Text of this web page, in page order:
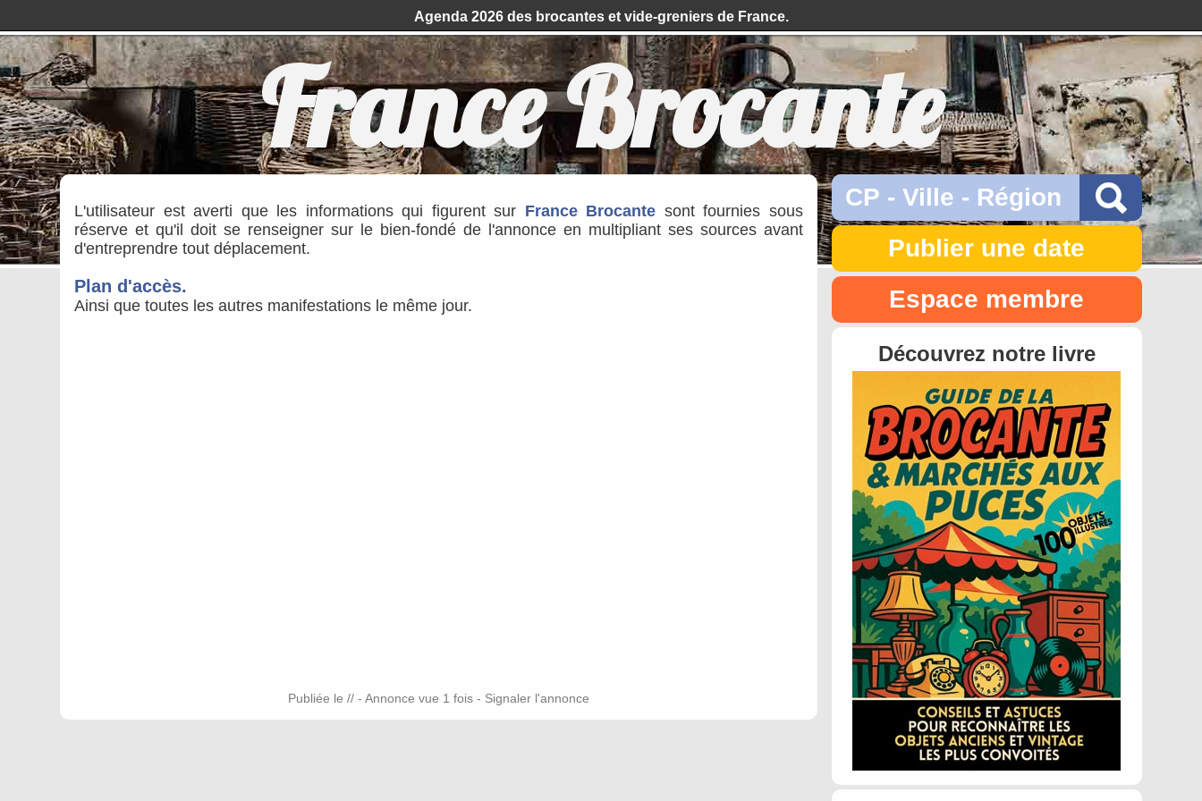
Agenda 2026 des brocantes et vide-greniers de France.
France Brocante
L'utilisateur est averti que les informations qui figurent sur France Brocante sont fournies sous
réserve et qu'il doit se renseigner sur le bien-fondé de l'annonce en multipliant ses sources avant
d'entreprendre tout déplacement.
Plan d'accès.
Ainsi que toutes les autres manifestations le même jour.
Publiée le // - Annonce vue 1 fois - Signaler l'annonce
Publier une date
Espace membre
Découvrez notre livre